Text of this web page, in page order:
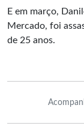
E em março,
Mercado, foi
de 25 anos.